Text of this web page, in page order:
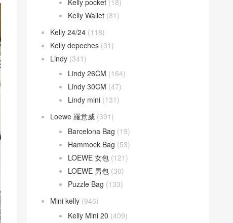
Kelly pocket (18)
Kelly Wallet (81)
Kelly 24/24 (118)
Kelly depeches (31)
Lindy (341)
Lindy 26CM (164)
Lindy 30CM (47)
Lindy mini (131)
Loewe 羅意威 (391)
Barcelona Bag (19)
Hammock Bag (53)
LOEWE 女包 (121)
LOEWE 男包 (30)
Puzzle Bag (133)
Mini kelly (946)
Kelly Mini 20 (409)